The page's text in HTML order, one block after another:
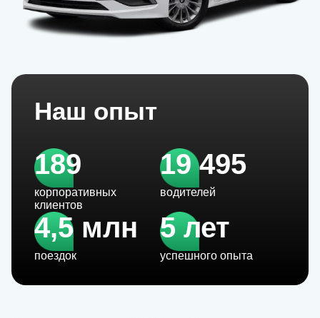
Наш опыт
189
корпоративных
клиентов
19 495
водителей
4,5 млн
поездок
5 лет
успешного опыта